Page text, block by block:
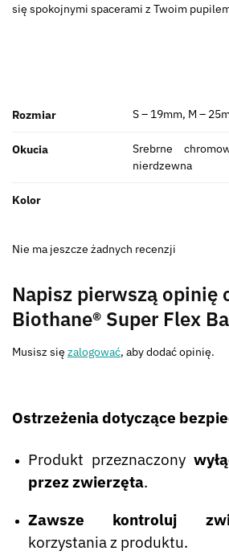
się spokojnymi spacerami z Twoim
Rozmiar S – 19mm, M –
Okucia
Srebrne
nierdzewna
Kolor
Nie ma jeszcze żadnych recenzji
Napisz pierwszą opinię
Biothane® Super Flex
Musisz się zalogować, aby dodać opinię.
Ostrzeżenia dotyczące
Produkt przeznaczony
przez zwierzęta.
Zawsze kontroluj
korzystania z produktu.